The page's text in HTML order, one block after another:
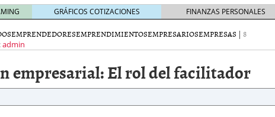
GRÁFICOS COTIZACIONES FINANZAS PERSONALES
EMPRENDEDORESEMPRENDIMIENTOSEMPRESARIOSEMPRESAS | 8
admin
empresarial: El rol del facilitador